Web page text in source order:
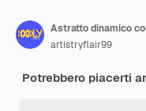
artistryflair99
Potrebbero piacerti